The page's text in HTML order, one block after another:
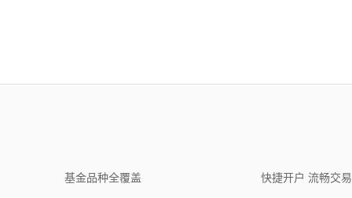
基金品种全覆盖 快捷开户 流畅交易